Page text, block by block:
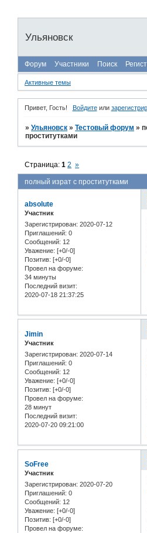
Ульяновск
Форум Участники Поиск
Активные темы
Привет, Гость! Войдитеили
»Ульяновск »Тестовый форум »
проститутками
полный израт с проститутками
Страница:1 2 »
absolute
Участник
Зарегистрирован: 2020-07-12
Приглашений: 0
Сообщений: 12
Уважение: [+0/-0]
Позитив: [+0/-0]
Провел на форуме:
34 минуты
Последний визит:
2020-07-18 21:37:25
Jimin
Участник
Зарегистрирован: 2020-07-14
Приглашений: 0
Сообщений: 12
Уважение: [+0/-0]
Позитив: [+0/-0]
Провел на форуме:
28 минут
Последний визит:
2020-07-20 09:21:00
SoFree
Участник
Зарегистрирован: 2020-07-20
Приглашений: 0
Сообщений: 12
Уважение: [+0/-0]
Позитив: [+0/-0]
Провел на форуме: